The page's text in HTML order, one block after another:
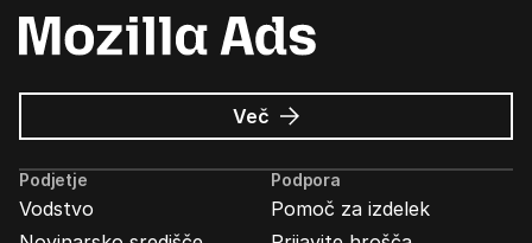
Več o
Oglasi
Mozilla
Podjetje
Vodstvo
Podpora
Pomoč za izdelek